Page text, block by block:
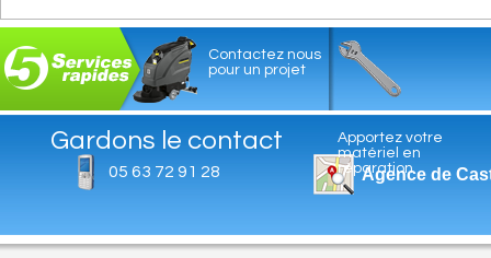
Contactez nous
pour un projet
Apportez votre
matériel en
réparation
Gardons le contact
05 63 72 91 28 Agence de